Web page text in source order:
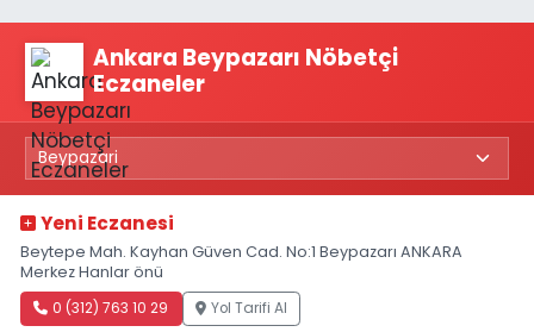
Ankara Beypazarı Nöbetçi
Eczaneler
Yeni Eczanesi
Beytepe Mah. Kayhan Güven Cad. No:1 Beypazarı ANKARA
Merkez Hanlar önü
0 (312) 763 10 29 Yol Tarifi Al